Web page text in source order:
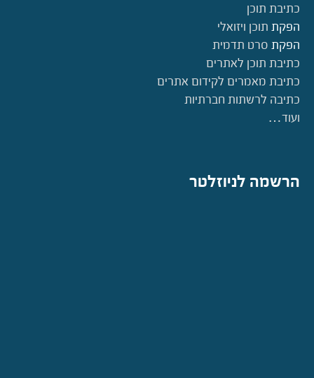
כתיבת תוכן
הפקת תוכן ויזואלי
הפקת סרט תדמית
כתיבת תוכן לאתרים
כתיבת מאמרים לקידום אתרים
כתיבה לרשתות חברתיות
ועוד…
הרשמה לניוזלטר